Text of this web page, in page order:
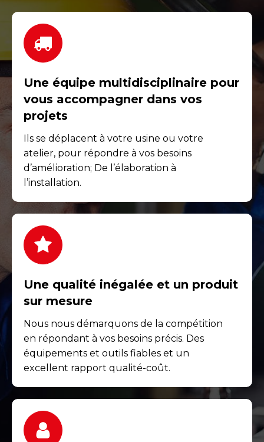
Une équipe multidisciplinaire pour
vous accompagner dans vos
projets
Ils se déplacent à votre usine ou votre
atelier, pour répondre à vos besoins
d’amélioration; De l’élaboration à
l’installation.
Une qualité inégalée et un produit
sur mesure
Nous nous démarquons de la compétition
en répondant à vos besoins précis. Des
équipements et outils fiables et un
excellent rapport qualité-coût.